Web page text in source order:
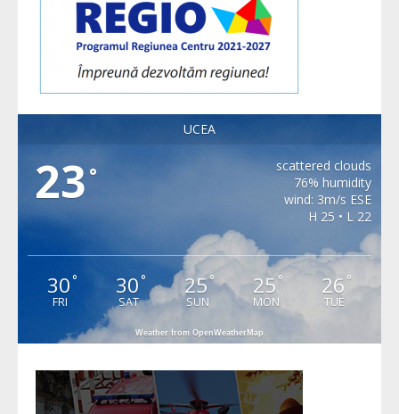
UCEA
23 °
scattered clouds
76% humidity
wind: 3m/s ESE
H 25 • L 22
30°
FRI
30°
SAT
25°
SUN
25 °
MON
26 °
TUE
Weather from OpenWeatherMap